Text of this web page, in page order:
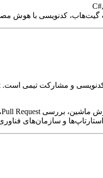
گیت‌هاب، کدنویسی با هوش
و سازمان‌های